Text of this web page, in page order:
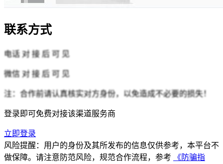
联系方式
电话 对 接 后 可 见
微信 对 接 后 可 见
注：合作前请认真核实对方身份，以免造成不必要的损失！
登录即可免费对接该渠道服务商
立即登录
风险提醒：用户的身份及其所发布的信息仅供参考，本平台不
做保障。请注意防范风险，规范合作流程，参考
《防骗指